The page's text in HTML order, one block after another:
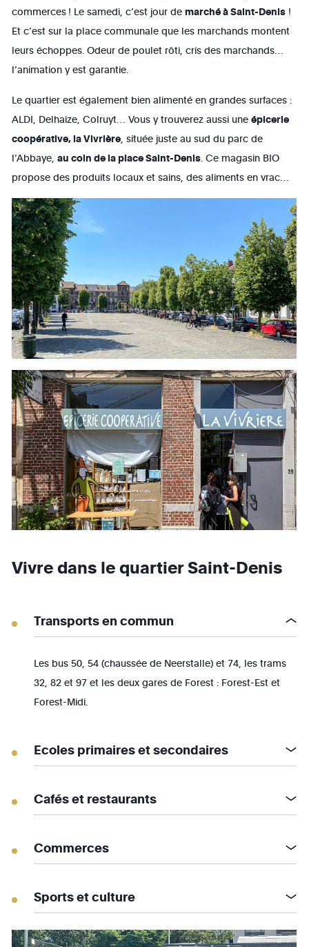
commerces ! Le samedi, c’est jour demarché à Saint-Denis !
Et c’est sur la place communale que les marchands montent
leurs échoppes. Odeur de poulet rôti, cris des marchands…
l’animation y est garantie.
Le quartier est également bien alimenté en grandes surfaces :
ALDI, Delhaize, Colruyt… Vous y trouverez aussi uneépicerie
coopérative, la Vivrière, située juste au sud du parc de
l’Abbaye,au coin de la place Saint-Denis. Ce magasin BIO
propose des produits locaux et sains, des aliments en vrac…
Vivre dans le quartier Saint-Denis
Transports en commun
Les bus 50, 54 (chaussée de Neerstalle) et 74, les trams
32, 82 et 97 et les deux gares de Forest : Forest-Est et
Forest-Midi.
Ecoles primaires et secondaires
Cafés et restaurants
Commerces
Sports et culture